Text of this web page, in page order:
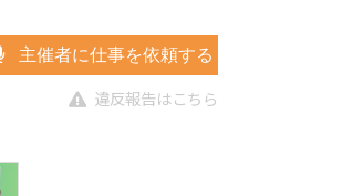
主催者に仕事を依頼する
違反報告はこちら